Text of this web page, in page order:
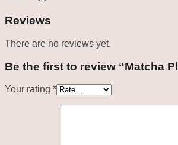
Reviews
There are no reviews yet.
Be the first to review “Matcha
Your rating *